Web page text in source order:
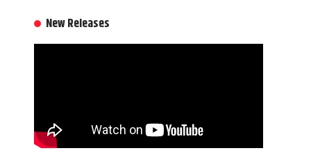
New Releases